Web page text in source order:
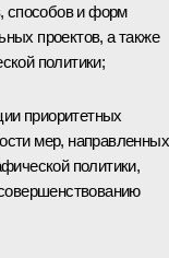
способов и форм
проектов, а также
политики;
приоритетных
мер, направленных
политики,